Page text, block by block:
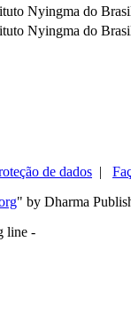
Nyingma do
Nyingma do
de dados |
" by Dharma